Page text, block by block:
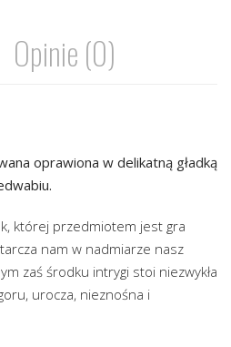
Opinie (0)
oprawiona w delikatną gładką
której przedmiotem jest gra
nam w nadmiarze nasz
zaś środku intrygi stoi niezwykła
urocza, nieznośna i